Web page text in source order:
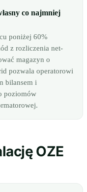
co najmniej
poniżej 60%
z rozliczenia net-
magazyn o
pozwala operatorowi
bilansem i
poziomów
OZE